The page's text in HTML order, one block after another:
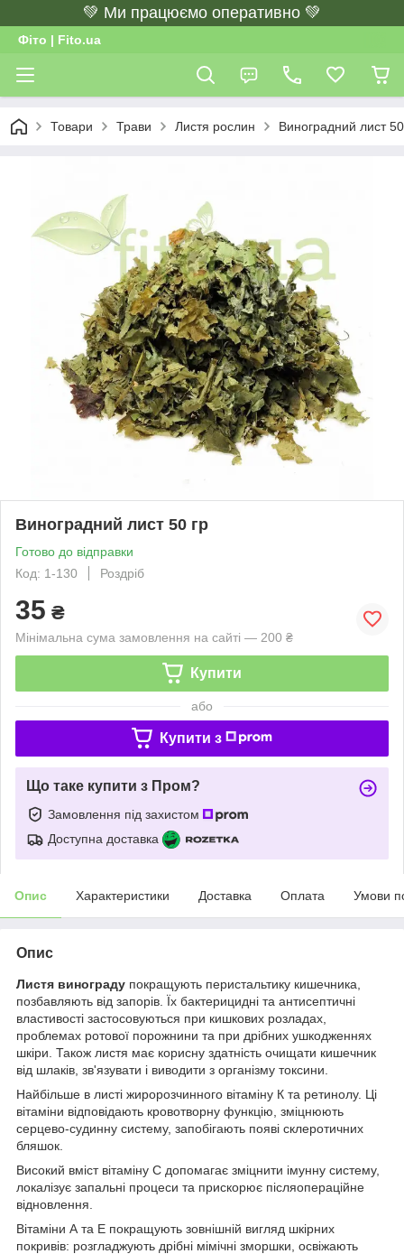
💚 Ми працюємо оперативно 💚
Фіто | Fito.ua
Товари Трави Листя рослин Виноградний лист
Виноградний лист 50 гр
Готово до відправки
Код: 1-130
Роздріб
35 ₴
Мінімальна сума замовлення на сайті — 200 ₴
Купити
або
Купити з
Що таке купити з Пром?
Замовлення під захистом
Доступна доставка
Опис Характеристики Доставка Оплата Умови
Опис
Листя винограду покращують перистальтику кишечника,
позбавляють від запорів. Їх бактерицидні та антисептичні
властивості застосовуються при кишкових розладах,
проблемах ротової порожнини та при дрібних ушкодженнях
шкіри. Також листя має корисну здатність очищати кишечник
від шлаків, зв'язувати і виводити з організму токсини.
Найбільше в листі жиророзчинного вітаміну К та ретинолу. Ці
вітаміни відповідають кровотворну функцію, зміцнюють
серцево-судинну систему, запобігають появі склеротичних
бляшок.
Високий вміст вітаміну С допомагає зміцнити імунну систему,
локалізує запальні процеси та прискорює післяопераційне
відновлення.
Вітаміни А та Е покращують зовнішній вигляд шкірних
покривів: розгладжують дрібні мімічні зморшки, освіжають